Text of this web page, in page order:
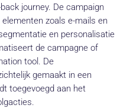
journey. De campaign
zoals e-mails en
en personalisatie
de campagne of
tool. De
gemaakt in een
toegevoegd aan het